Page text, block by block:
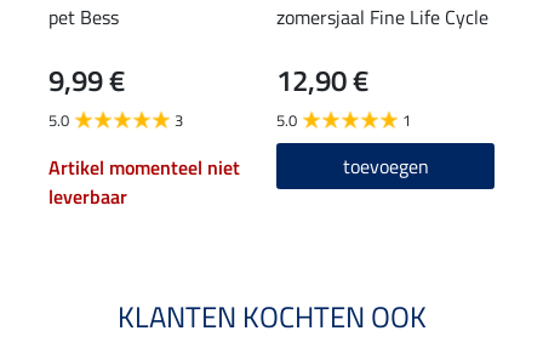
pet Bess
9,99 €
5.0 3
Artikel momenteel niet
leverbaar
zomersjaal Fine Life Cycle
12,90 €
5.0 1
toevoegen
KLANTEN KOCHTEN OOK